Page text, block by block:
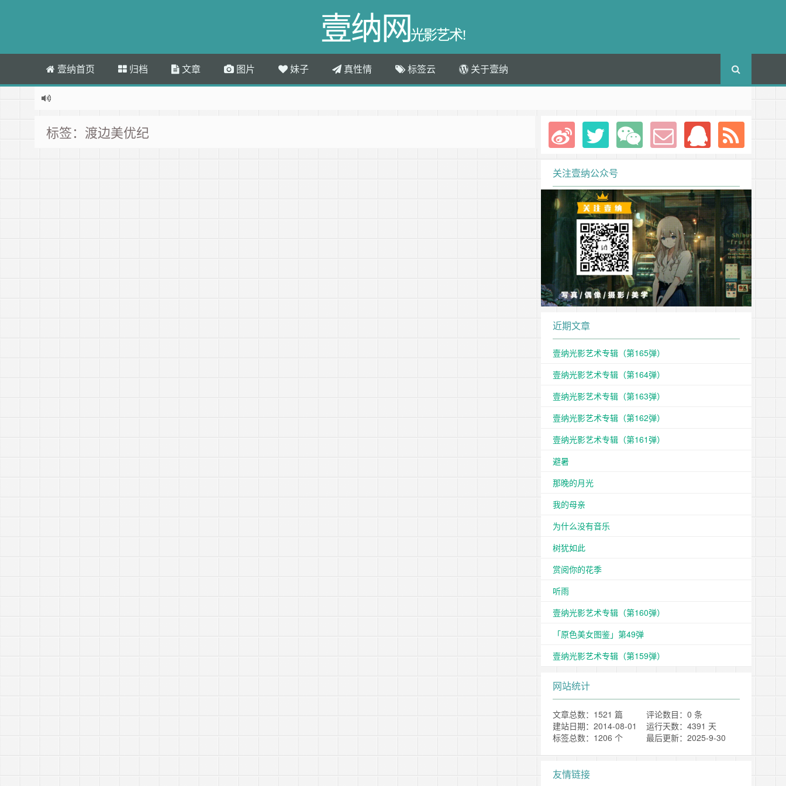
壹纳网光影艺术!
壹纳首页 归档 文章 图片 妹子 真性情 标签云 关于壹纳
标签：渡边美优纪
关注壹纳公众号
近期文章
壹纳光影艺术专辑（第165弹）
壹纳光影艺术专辑（第164弹）
壹纳光影艺术专辑（第163弹）
壹纳光影艺术专辑（第162弹）
壹纳光影艺术专辑（第161弹）
避暑
那晚的月光
我的母亲
为什么没有音乐
树犹如此
赏阅你的花季
听雨
壹纳光影艺术专辑（第160弹）
「原色美女图鉴」第49弹
壹纳光影艺术专辑（第159弹）
网站统计
文章总数：1521 篇
评论数目：0 条
建站日期：2014-08-01
运行天数：4391 天
标签总数：1206 个
最后更新：2025-9-30
友情链接